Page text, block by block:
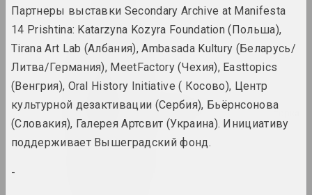
Артель
объединение
Таня Артимович
исследовательница, авторка, кураторка
Партнеры выставки Secondary Archive at Manifesta
14 Prishtina: Katarzyna Kozyra Foundation (Польша),
Tirana Art Lab (Албания), Ambasada Kultury (Беларусь/
Литва/Германия), MeetFactory (Чехия), Easttopics
(Венгрия), Oral History Initiative ( Косово), Центр
культурной дезактивации (Сербия), Бьёрнсонова
(Словакия), Галерея Артсвит (Украина). Инициативу
поддерживает Вышеградский фонд.
-